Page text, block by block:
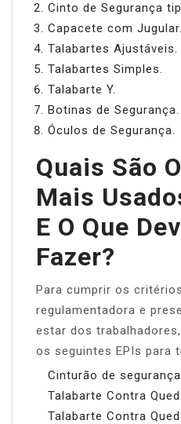
Cinto de Segurança
Capacete com Jugular.
Talabartes Ajustáveis.
Talabartes Simples.
Talabarte Y.
Botinas de Segurança.
Óculos de Segurança.
Quais São
Mais
E O Que
Fazer?
Para cumprir os
regulamentadora e
estar dos
os seguintes EPIs para
Cinturão de
Talabarte Contra
Talabarte Contra